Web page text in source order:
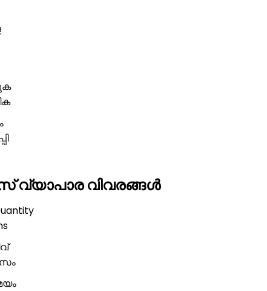
വ്യാപാര വിവരങ്ങൾ